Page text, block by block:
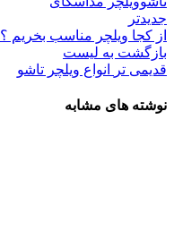
جدیدتر
از کجا ویلچر مناسب بخریم ؟
بازگشت به لیست
قدیمی تر
انواع ویلچر تاشو
نوشته های مشابه